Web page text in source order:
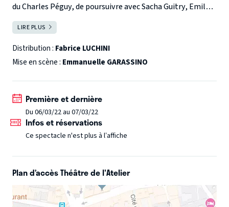
du Charles Péguy, de poursuivre avec Sacha Guitry, Emile
Zola, Marcel Pagnol, Jean Cau, etc. Tout cela dans un
exercice précis, la lecture rigoureuse, sans obligation de
spectaculaire, sur un sujet très investi, qui résonne en
chacun de nous, et que les écrivains éclairent avec leur
LIRE PLUS
Distribution : Fabrice LUCHINI
Mise en scène : Emmanuelle GARASSINO
Première et dernière
Du 06/03/22 au 07/03/22
Infos et réservations
Ce spectacle n'est plus à l’affiche
Plan d’accès Théâtre de l'Atelier